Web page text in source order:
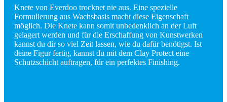
Knete von Everdoo trocknet nie aus. Eine spezielle
Formulierung aus Wachsbasis macht diese Eigenschaft
möglich. Die Knete kann somit unbedenklich an der Luft
gelagert werden und für die Erschaffung von Kunstwerken
kannst du dir so viel Zeit lassen, wie du dafür benötigst. Ist
deine Figur fertig, kannst du mit dem Clay Protect eine
Schutzschicht auftragen, für ein perfektes Finishing.